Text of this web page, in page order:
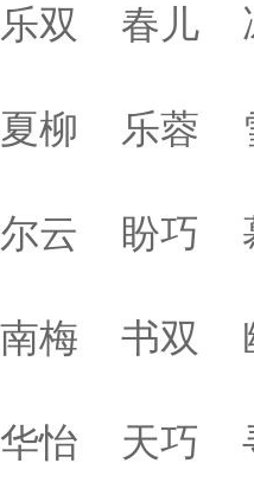
双 春儿
柳 乐蓉
云 盼巧
梅 书双
怡 天巧